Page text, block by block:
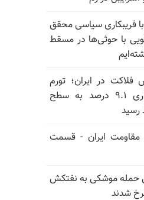
فریبکاری سیاسی محقق
با حوثی‌ها در مسقط
فلاکت در ایران؛ تورم
۸۸.۶ درصد و بیکاری ۹.۱ درصد به سطح
ایران - قسمت
حمله موشکی به نفتکش
شدند